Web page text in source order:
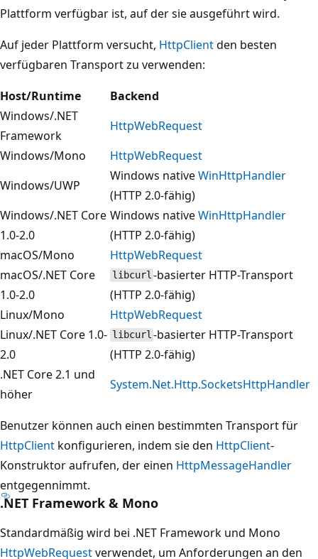
Plattform verfügbar ist, auf der sie ausgeführt wird.
Auf jeder Plattform versucht, HttpClientden besten
verfügbaren Transport zu verwenden:
Host/Runtime
Backend
Windows/.NET
Framework
HttpWebRequest
Windows/Mono
HttpWebRequest
Windows/UWP
Windows nativeWinHttpHandler
(HTTP 2.0-fähig)
Windows/.NET Core
1.0-2.0
Windows nativeWinHttpHandler
(HTTP 2.0-fähig)
macOS/Mono
HttpWebRequest
macOS/.NET Core
1.0-2.0
libcurl -basierter HTTP-Transport
(HTTP 2.0-fähig)
Linux/Mono
HttpWebRequest
Linux/.NET Core 1.0-
2.0
libcurl -basierter HTTP-Transport
(HTTP 2.0-fähig)
.NET Core 2.1 und
höher
System.Net.Http.SocketsHttpHandler
Benutzer können auch einen bestimmten Transport für
HttpClient konfigurieren, indem sie den HttpClient-
Konstruktor aufrufen, der einen HttpMessageHandler
entgegennimmt.
.NET Framework & Mono
Standardmäßig wird bei .NET Framework und Mono
HttpWebRequestverwendet, um Anforderungen an den